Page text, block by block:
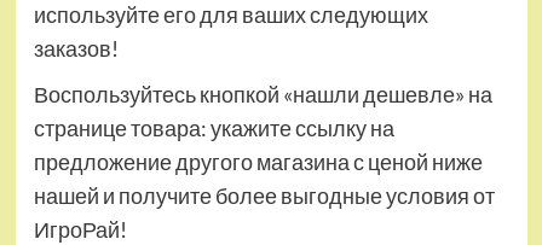
используйте его для ваших следующих
заказов!
Воспользуйтесь кнопкой «нашли дешевле» на
странице товара: укажите ссылку на
предложение другого магазина с ценой ниже
нашей и получите более выгодные условия от
ИгроРай!